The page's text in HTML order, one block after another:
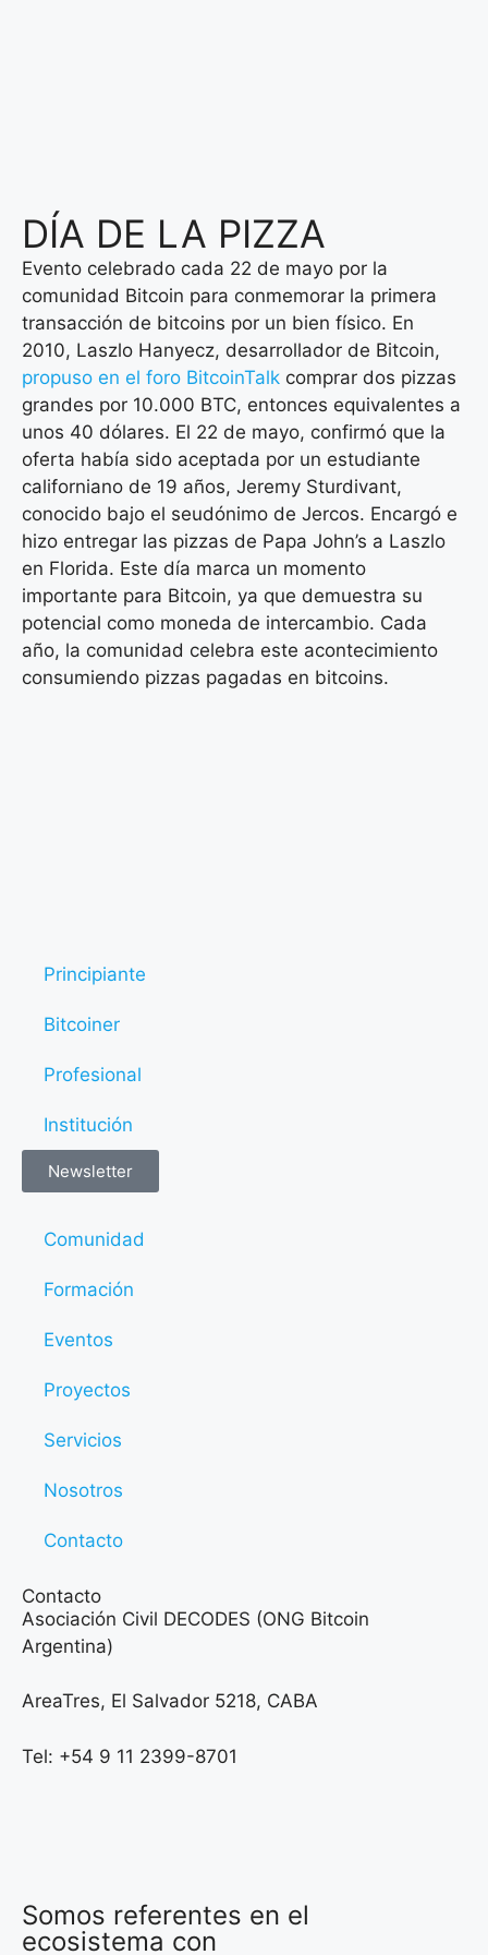
DÍA DE LA PIZZA
Evento celebrado cada 22 de mayo por la
comunidad Bitcoin para conmemorar la primera
transacción de bitcoins por un bien físico. En
2010, Laszlo Hanyecz, desarrollador de Bitcoin,
propuso en el foro BitcoinTalk comprar dos pizzas
grandes por 10.000 BTC, entonces equivalentes a
unos 40 dólares. El 22 de mayo, confirmó que la
oferta había sido aceptada por un estudiante
californiano de 19 años, Jeremy Sturdivant,
conocido bajo el seudónimo de Jercos. Encargó e
hizo entregar las pizzas de Papa John’s a Laszlo
en Florida. Este día marca un momento
importante para Bitcoin, ya que demuestra su
potencial como moneda de intercambio. Cada
año, la comunidad celebra este acontecimiento
consumiendo pizzas pagadas en bitcoins.
Principiante
Bitcoiner
Profesional
Institución
Newsletter
Comunidad
Formación
Eventos
Proyectos
Servicios
Nosotros
Contacto
Contacto
Asociación Civil DECODES (ONG Bitcoin
Argentina)
AreaTres, El Salvador 5218, CABA
Tel: +54 9 11 2399-8701
Somos referentes en el
ecosistema con